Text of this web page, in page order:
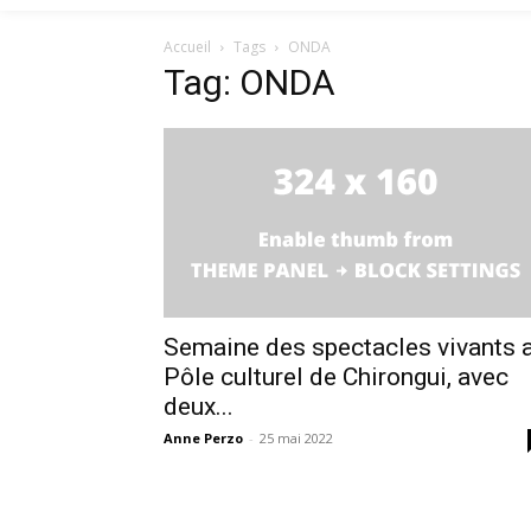
Accueil Tags ONDA
Tag: ONDA
Semaine des spectacles vivants
Pôle culturel de Chirongui, avec
deux...
Anne Perzo - 25 mai 2022